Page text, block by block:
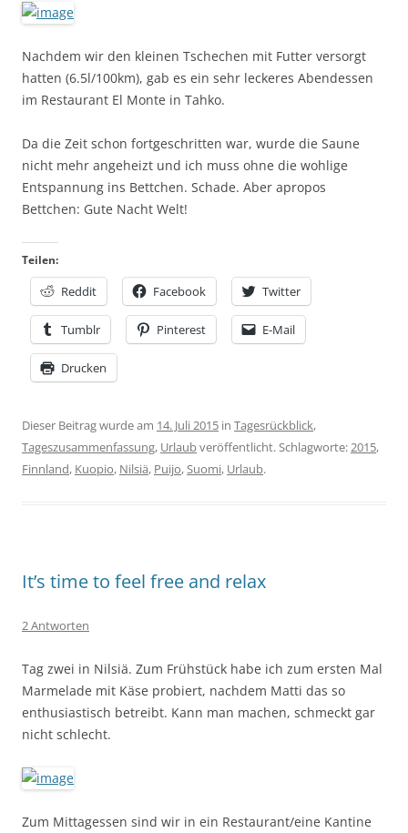
Nachdem wir den kleinen Tschechen mit Futter versorgt
hatten (6.5l/100km), gab es ein sehr leckeres Abendessen
im Restaurant El Monte in Tahko.
Da die Zeit schon fortgeschritten war, wurde die Saune
nicht mehr angeheizt und ich muss ohne die wohlige
Entspannung ins Bettchen. Schade. Aber apropos
Bettchen: Gute Nacht Welt!
Teilen:
Reddit Facebook Twitter
Tumblr Pinterest E-Mail
Drucken
Dieser Beitrag wurde am 14. Juli 2015 in Tagesrückblick,
Tageszusammenfassung, Urlaubveröffentlicht. Schlagworte:2015,
Finnland, Kuopio, Nilsiä, Puijo,Suomi, Urlaub.
It’s time to feel free and relax
2 Antworten
Tag zwei in Nilsiä. Zum Frühstück habe ich zum ersten Mal
Marmelade mit Käse probiert, nachdem Matti das so
enthusiastisch betreibt. Kann man machen, schmeckt gar
nicht schlecht.
Zum Mittagessen sind wir in ein Restaurant/eine Kantine